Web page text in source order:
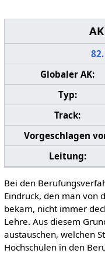
Globaler AK:
Typ:
Track:
Vorgeschlagen
Leitung:
Bei den
Eindruck, den man von
bekam, nicht immer
Lehre. Aus diesem
austauschen, welchen
Hochschulen in den